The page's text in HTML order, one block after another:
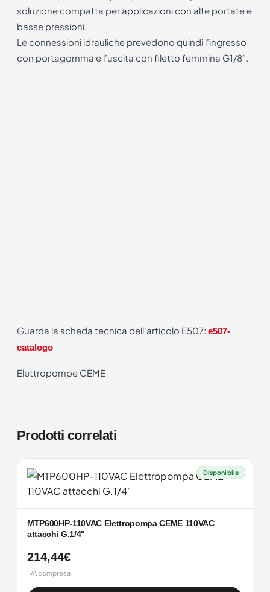
soluzione compatta per applicazioni con alte portate e
basse pressioni.
Le connessioni idrauliche prevedono quindi l’ingresso
con portagomma e l’uscita con filetto femmina G1/8”.
Guarda la scheda tecnica dell'articolo E507: e507-
catalogo
Elettropompe CEME
Prodotti correlati
Disponibile
MTP600HP-110VAC Elettropompa CEME 110VAC
attacchi G.1/4"
214,44€
IVA compresa